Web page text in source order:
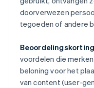
doorverwezen
tegoeden of andere
voordelen die
beloning voor het
van content (user-